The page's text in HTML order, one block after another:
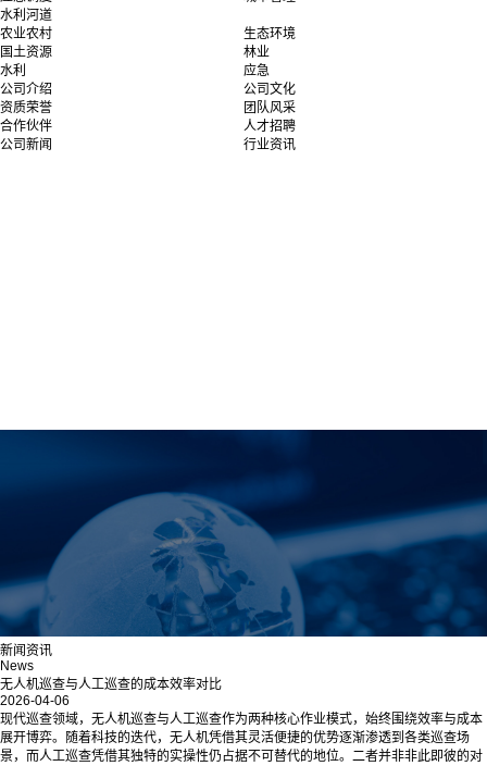
水利河道
农业农村
生态环境
国土资源
林业
水利
应急
公司介绍
公司文化
资质荣誉
团队风采
合作伙伴
人才招聘
公司新闻
行业资讯
新闻资讯
News
无人机巡查与人工巡查的成本效率对比
2026-04-06
现代巡查领域，无人机巡查与人工巡查作为两种核心作业模式，始终围绕效率与成本
展开博弈。随着科技的迭代，无人机凭借其灵活便捷的优势逐渐渗透到各类巡查场
景，而人工巡查凭借其独特的实操性仍占据不可替代的地位。二者并非非此即彼的对